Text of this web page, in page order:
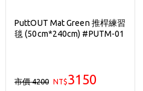
PuttOUT Mat Green 推桿練習
毯 (50cm*240cm) #PUTM-01
市價 4200 NT$3150